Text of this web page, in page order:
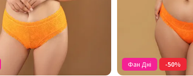
Фан Дні -50%